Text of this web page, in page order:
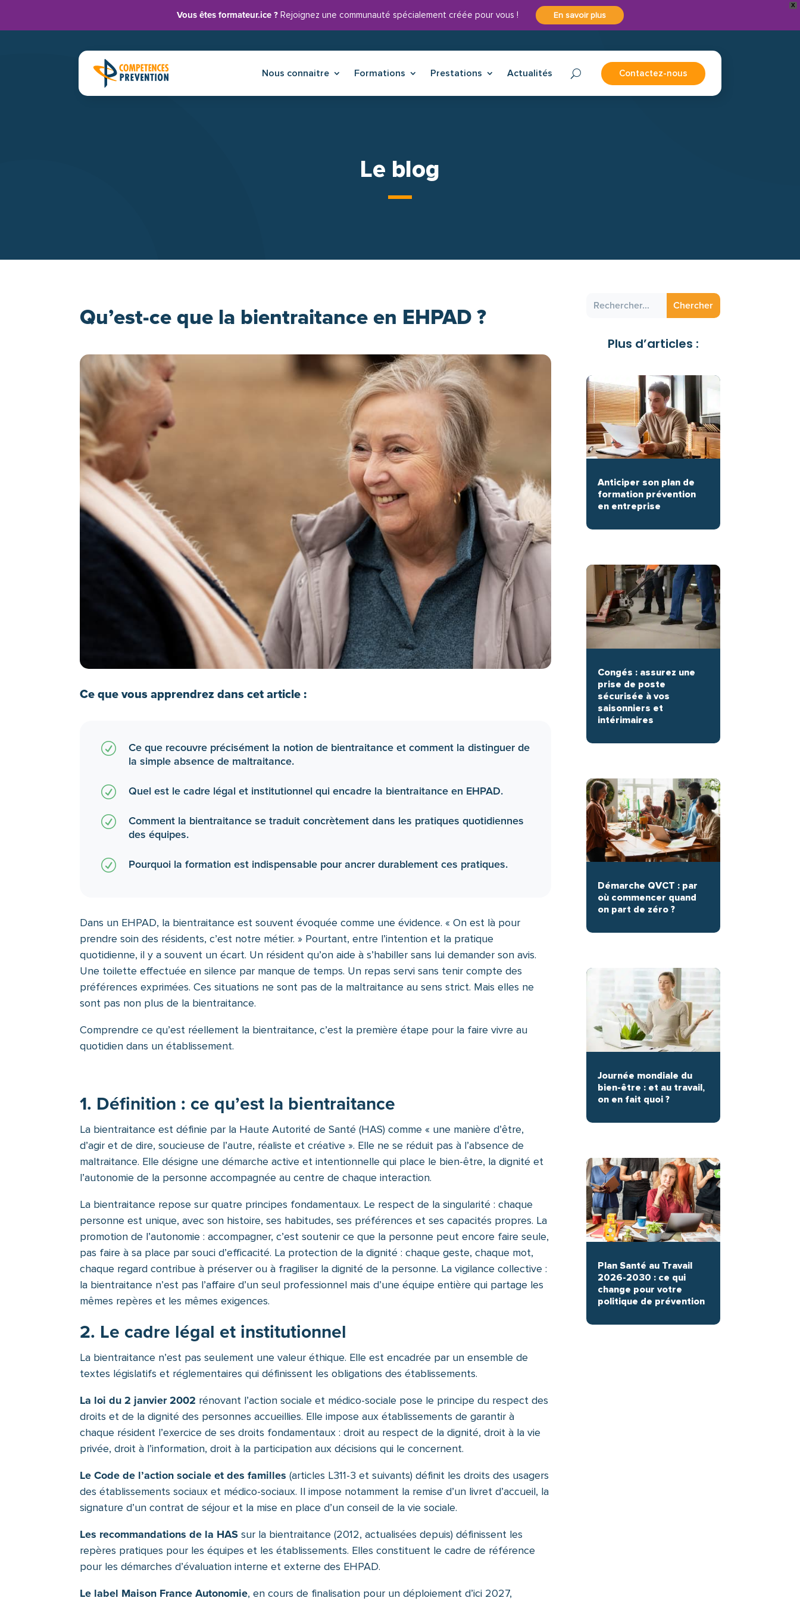
X
Vous êtes formateur.ice ?Rejoignez une communauté spécialement créée pour vous ! En savoir plus
Nous connaitre Formations Prestations Actualités Contactez-nous
Le blog
Qu’est-ce que la bientraitance en EHPAD ?
Ce que vous apprendrez dans cet article :
R
Ce que recouvre précisément la notion de bientraitance et comment la distinguer de
la simple absence de maltraitance.
R Quel est le cadre légal et institutionnel qui encadre la bientraitance en EHPAD.
R
Comment la bientraitance se traduit concrètement dans les pratiques quotidiennes
des équipes.
R Pourquoi la formation est indispensable pour ancrer durablement ces pratiques.
Dans un EHPAD, la bientraitance est souvent évoquée comme une évidence. « On est là pour
prendre soin des résidents, c’est notre métier. » Pourtant, entre l’intention et la pratique
quotidienne, il y a souvent un écart. Un résident qu’on aide à s’habiller sans lui demander son avis.
Une toilette effectuée en silence par manque de temps. Un repas servi sans tenir compte des
préférences exprimées. Ces situations ne sont pas de la maltraitance au sens strict. Mais elles ne
sont pas non plus de la bientraitance.
Comprendre ce qu’est réellement la bientraitance, c’est la première étape pour la faire vivre au
quotidien dans un établissement.
1. Définition : ce qu’est la bientraitance
La bientraitance est définie par la Haute Autorité de Santé (HAS) comme « une manière d’être,
d’agir et de dire, soucieuse de l’autre, réaliste et créative ». Elle ne se réduit pas à l’absence de
maltraitance. Elle désigne une démarche active et intentionnelle qui place le bien-être, la dignité et
l’autonomie de la personne accompagnée au centre de chaque interaction.
La bientraitance repose sur quatre principes fondamentaux. Le respect de la singularité : chaque
personne est unique, avec son histoire, ses habitudes, ses préférences et ses capacités propres. La
promotion de l’autonomie : accompagner, c’est soutenir ce que la personne peut encore faire seule,
pas faire à sa place par souci d’efficacité. La protection de la dignité : chaque geste, chaque mot,
chaque regard contribue à préserver ou à fragiliser la dignité de la personne. La vigilance collective :
la bientraitance n’est pas l’affaire d’un seul professionnel mais d’une équipe entière qui partage les
mêmes repères et les mêmes exigences.
2. Le cadre légal et institutionnel
La bientraitance n’est pas seulement une valeur éthique. Elle est encadrée par un ensemble de
textes législatifs et réglementaires qui définissent les obligations des établissements.
La loi du 2 janvier 2002 rénovant l’action sociale et médico-sociale pose le principe du respect des
droits et de la dignité des personnes accueillies. Elle impose aux établissements de garantir à
chaque résident l’exercice de ses droits fondamentaux : droit au respect de la dignité, droit à la vie
privée, droit à l’information, droit à la participation aux décisions qui le concernent.
Le Code de l’action sociale et des familles (articles L311-3 et suivants) définit les droits des usagers
des établissements sociaux et médico-sociaux. Il impose notamment la remise d’un livret d’accueil, la
signature d’un contrat de séjour et la mise en place d’un conseil de la vie sociale.
Les recommandations de la HAS sur la bientraitance (2012, actualisées depuis) définissent les
repères pratiques pour les équipes et les établissements. Elles constituent le cadre de référence
pour les démarches d’évaluation interne et externe des EHPAD.
Le label Maison France Autonomie, en cours de finalisation pour un déploiement d’ici 2027,
Plus d’articles :
Anticiper son plan de
formation prévention
en entreprise
Congés : assurez une
prise de poste
sécurisée à vos
saisonniers et
intérimaires
Démarche QVCT : par
où commencer quand
on part de zéro ?
Journée mondiale du
bien-être : et au travail,
on en fait quoi ?
Plan Santé au Travail
2026-2030 : ce qui
change pour votre
politique de prévention